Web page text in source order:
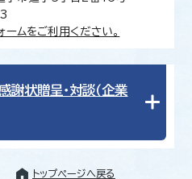
ムをご利用ください。
謝状贈呈・対談（企業
トップページへ戻る